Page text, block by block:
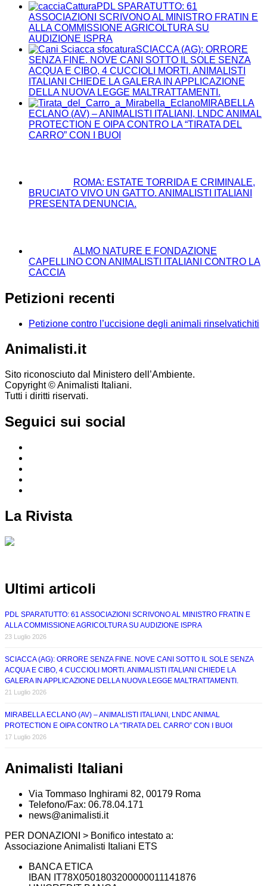
PDL SPARATUTTO: 61
ASSOCIAZIONI SCRIVONO AL MINISTRO FRATIN E
ALLA COMMISSIONE AGRICOLTURA SU
AUDIZIONE ISPRA
SCIACCA (AG): ORRORE
SENZA FINE. NOVE CANI SOTTO IL SOLE SENZA
ACQUA E CIBO, 4 CUCCIOLI MORTI. ANIMALISTI
ITALIANI CHIEDE LA GALERA IN APPLICAZIONE
DELLA NUOVA LEGGE MALTRATTAMENTI.
MIRABELLA
ECLANO (AV) – ANIMALISTI ITALIANI, LNDC ANIMAL
PROTECTION E OIPA CONTRO LA “TIRATA DEL
CARRO” CON I BUOI
ROMA: ESTATE TORRIDA E CRIMINALE,
BRUCIATO VIVO UN GATTO. ANIMALISTI ITALIANI
PRESENTA DENUNCIA.
ALMO NATURE E FONDAZIONE
CAPELLINO CON ANIMALISTI ITALIANI CONTRO LA
CACCIA
Petizioni recenti
Petizione contro l’uccisione degli animali rinselvatichiti
Animalisti.it
Sito riconosciuto dal Ministero dell’Ambiente.
Copyright © Animalisti Italiani.
Tutti i diritti riservati.
Seguici sui social
La Rivista
Ultimi articoli
PDL SPARATUTTO: 61 ASSOCIAZIONI SCRIVONO AL MINISTRO FRATIN E
ALLA COMMISSIONE AGRICOLTURA SU AUDIZIONE ISPRA
23 Luglio 2026
SCIACCA (AG): ORRORE SENZA FINE. NOVE CANI SOTTO IL SOLE SENZA
ACQUA E CIBO, 4 CUCCIOLI MORTI. ANIMALISTI ITALIANI CHIEDE LA
GALERA IN APPLICAZIONE DELLA NUOVA LEGGE MALTRATTAMENTI.
21 Luglio 2026
MIRABELLA ECLANO (AV) – ANIMALISTI ITALIANI, LNDC ANIMAL
PROTECTION E OIPA CONTRO LA “TIRATA DEL CARRO” CON I BUOI
17 Luglio 2026
Animalisti Italiani
Via Tommaso Inghirami 82, 00179 Roma
Telefono/Fax: 06.78.04.171
news@animalisti.it
PER DONAZIONI > Bonifico intestato a:
Associazione Animalisti Italiani ETS
BANCA ETICA
IBAN IT78X0501803200000011141876